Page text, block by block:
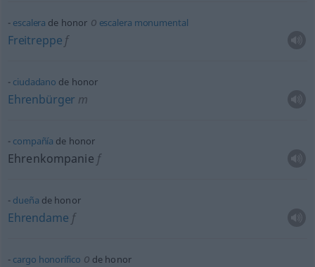
escalera de honor o escalera monumental
Freitreppe f
ciudadano de honor
Ehrenbürger m
compañía de honor
Ehrenkompanie f
dueña de honor
Ehrendame f
cargo honorífico o de honor